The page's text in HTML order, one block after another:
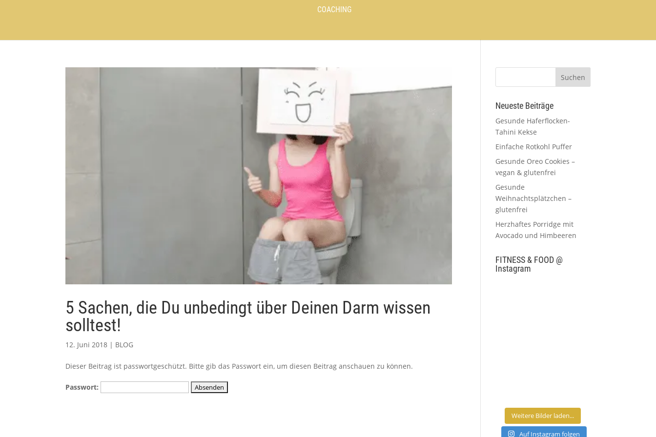
COACHING
5 Sachen, die Du unbedingt über Deinen Darm wissen
solltest!
12. Juni 2018 | BLOG
Dieser Beitrag ist passwortgeschützt. Bitte gib das Passwort ein, um diesen Beitrag anschauen zu können.
Passwort:
Neueste Beiträge
Gesunde Haferflocken-
Tahini Kekse
Einfache Rotkohl Puffer
Gesunde Oreo Cookies –
vegan & glutenfrei
Gesunde
Weihnachtsplätzchen –
glutenfrei
Herzhaftes Porridge mit
Avocado und Himbeeren
FITNESS & FOOD @
Instagram
Weitere Bilder laden...
Auf Instagram folgen